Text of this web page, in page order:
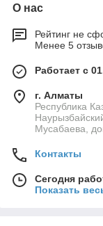
О нас
Рейтинг не
Менее 5
Работает с
г. Алматы
Республика
Мусабаева,
Контакты
Сегодня
Показать